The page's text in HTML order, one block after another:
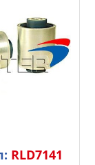
RLD7141